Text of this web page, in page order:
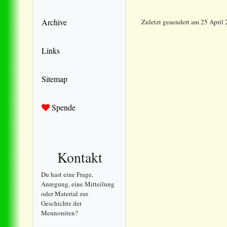
Archive
Links
Sitemap
Spende
Kontakt
Du hast eine Frage,
Anregung, eine Mitteilung
oder Material zur
Geschichte der
Mennoniten?
Zuletzt geaendert am 25 April